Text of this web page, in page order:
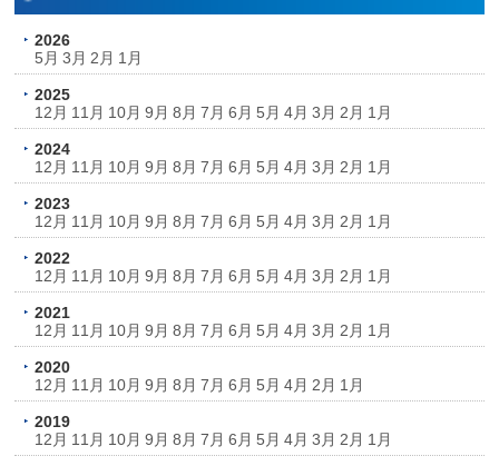
2026
5月 3月 2月 1月
2025
12月 11月 10月 9月 8月 7月 6月 5月 4月 3月 2月 1月
2024
12月 11月 10月 9月 8月 7月 6月 5月 4月 3月 2月 1月
2023
12月 11月 10月 9月 8月 7月 6月 5月 4月 3月 2月 1月
2022
12月 11月 10月 9月 8月 7月 6月 5月 4月 3月 2月 1月
2021
12月 11月 10月 9月 8月 7月 6月 5月 4月 3月 2月 1月
2020
12月 11月 10月 9月 8月 7月 6月 5月 4月 2月 1月
2019
12月 11月 10月 9月 8月 7月 6月 5月 4月 3月 2月 1月